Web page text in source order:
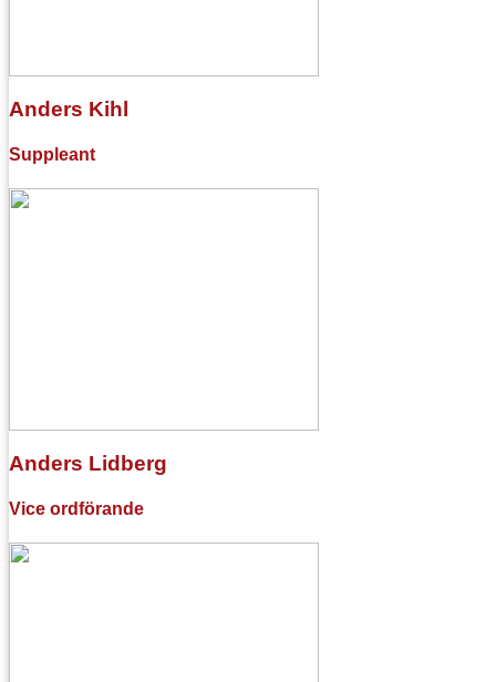
Anders Kihl
Suppleant
Anders Lidberg
Vice ordförande